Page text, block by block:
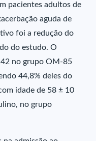
pacientes adultos de
aguda de
foi a redução do
do estudo. O
no grupo OM-85
44,8% deles do
idade de 58 ± 10
no grupo